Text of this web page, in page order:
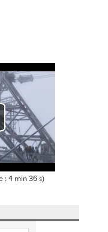
: 4 min 36 s)